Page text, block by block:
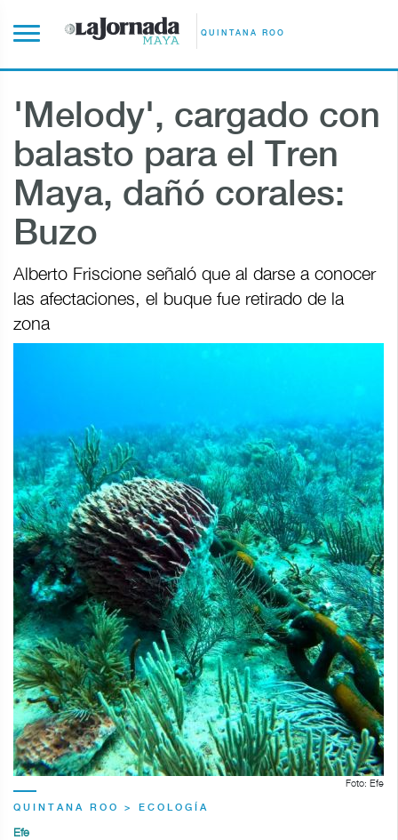
QUINTANA ROO
'Melody', cargado con
balasto para el Tren
Maya, dañó corales:
Buzo
Alberto Friscione señaló que al darse a conocer
las afectaciones, el buque fue retirado de la
zona
Foto: Efe
QUINTANA ROO > ECOLOGÍA
Efe